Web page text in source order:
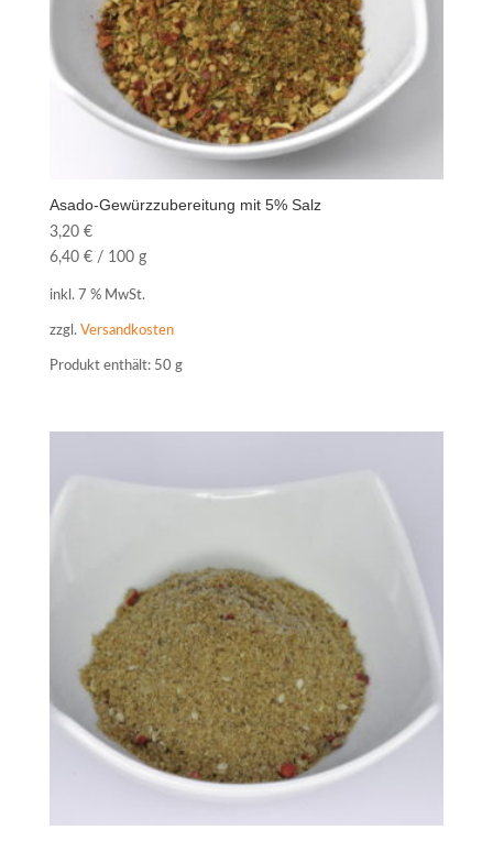
Asado-Gewürzzubereitung mit 5% Salz
3,20 €
6,40 €/ 100 g
inkl. 7 % MwSt.
zzgl. Versandkosten
Produkt enthält: 50 g